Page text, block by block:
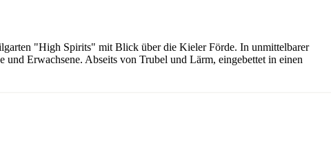
"High Spirits" mit Blick über die Kieler Förde. In unmittelbarer
Erwachsene. Abseits von Trubel und Lärm, eingebettet in einen